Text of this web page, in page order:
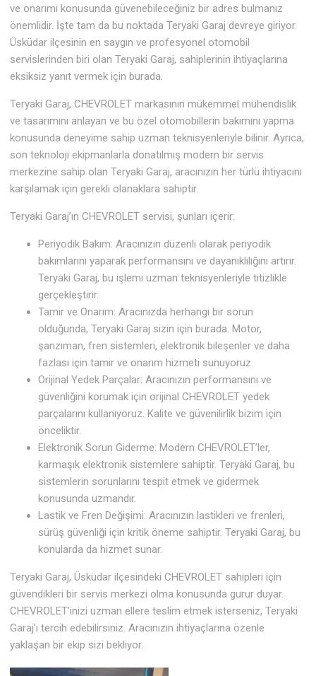
ve onarımı konusunda güvenebileceğiniz bir adres bulmanız
önemlidir. İşte tam da bu noktada Teryaki Garaj devreye giriyor.
Üsküdar ilçesinin en saygın ve profesyonel otomobil
servislerinden biri olan Teryaki Garaj, sahiplerinin ihtiyaçlarına
eksiksiz yanıt vermek için burada.
Teryaki Garaj, CHEVROLET markasının mükemmel mühendislik
ve tasarımını anlayan ve bu özel otomobillerin bakımını yapma
konusunda deneyime sahip uzman teknisyenleriyle bilinir. Ayrıca,
son teknoloji ekipmanlarla donatılmış modern bir servis
merkezine sahip olan Teryaki Garaj, aracınızın her türlü ihtiyacını
karşılamak için gerekli olanaklara sahiptir.
Teryaki Garaj’ın CHEVROLET servisi, şunları içerir:
Periyodik Bakım: Aracınızın düzenli olarak periyodik
bakımlarını yaparak performansını ve dayanıklılığını artırır.
Teryaki Garaj, bu işlemi uzman teknisyenleriyle titizlikle
gerçekleştirir.
Tamir ve Onarım: Aracınızda herhangi bir sorun
olduğunda, Teryaki Garaj sizin için burada. Motor,
şanzıman, fren sistemleri, elektronik bileşenler ve daha
fazlası için tamir ve onarım hizmeti sunuyoruz.
Orijinal Yedek Parçalar: Aracınızın performansını ve
güvenliğini korumak için orijinal CHEVROLET yedek
parçalarını kullanıyoruz. Kalite ve güvenilirlik bizim için
önceliktir.
Elektronik Sorun Giderme: Modern CHEVROLET’ler,
karmaşık elektronik sistemlere sahiptir. Teryaki Garaj, bu
sistemlerin sorunlarını tespit etmek ve gidermek
konusunda uzmandır.
Lastik ve Fren Değişimi: Aracınızın lastikleri ve frenleri,
sürüş güvenliği için kritik öneme sahiptir. Teryaki Garaj, bu
konularda da hizmet sunar.
Teryaki Garaj, Üsküdar ilçesindeki CHEVROLET sahipleri için
güvendikleri bir servis merkezi olma konusunda gurur duyar.
CHEVROLET’inizi uzman ellere teslim etmek isterseniz, Teryaki
Garaj’ı tercih edebilirsiniz. Aracınızın ihtiyaçlarına özenle
yaklaşan bir ekip sizi bekliyor.